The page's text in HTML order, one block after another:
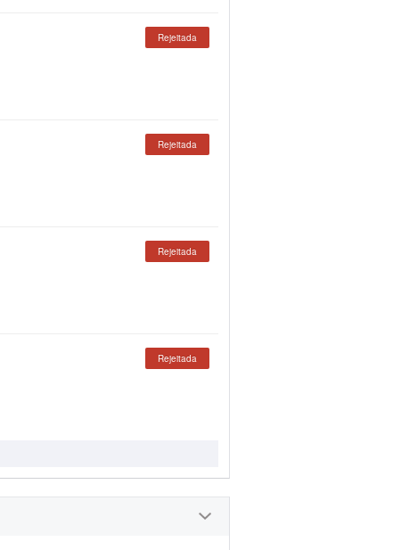
Rejeitada
Rejeitada
Rejeitada
Rejeitada